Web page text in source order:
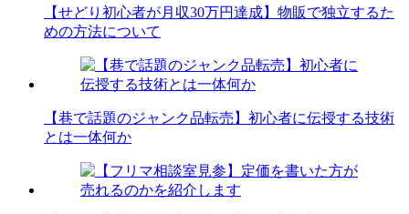
【せどり初心者が月収30万円達成】物販で独立するた
めの方法について
【巷で話題のジャンク品転売】初心者に伝授する技術
とは一体何か